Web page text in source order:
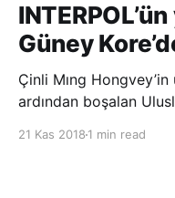
Güney
Çinli Mıng
ardından boşalan
21 Kas 2018 1 min read